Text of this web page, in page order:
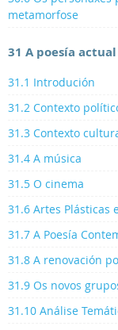
metamorfose
31 A poesía actual
31.1 Introdución
31.2 Contexto
31.3 Contexto
31.4 A música
31.5 O cinema
31.6 Artes Plásticas
31.7 A Poesía
31.8 A renovación
31.9 Os novos
31.10 Análise